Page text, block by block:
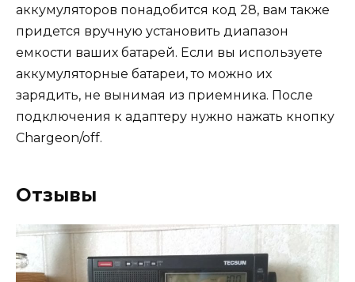
аккумуляторов понадобится код 28, вам также
придется вручную установить диапазон
емкости ваших батарей. Если вы используете
аккумуляторные батареи, то можно их
зарядить, не вынимая из приемника. После
подключения к адаптеру нужно нажать кнопку
Chargeon/off.
Отзывы